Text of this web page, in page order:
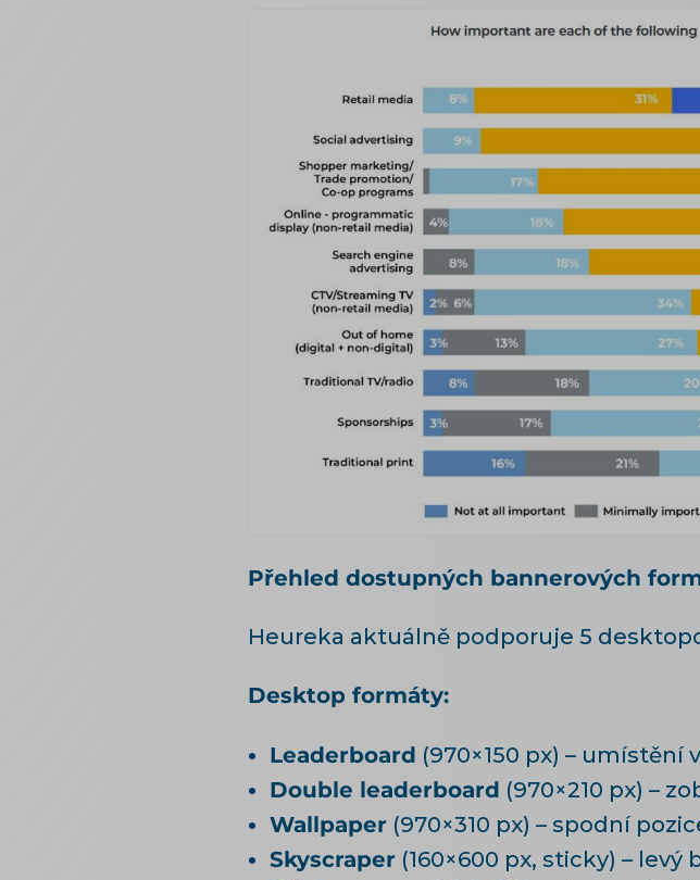
Přehled dostupných bannerových
Heureka aktuálně podporuje 5
Desktop formáty:
Leaderboard (970×150 px) –
Double leaderboard (970×210 px) –
Wallpaper (970×310 px) – spodní
Skyscraper (160×600 px, sticky) – levý